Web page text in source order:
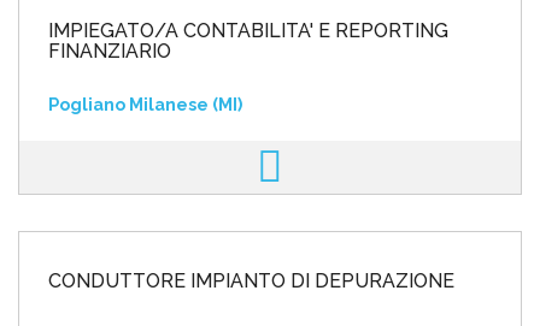
IMPIEGATO/A CONTABILITA' E REPORTING
FINANZIARIO
Pogliano Milanese (MI)
CONDUTTORE IMPIANTO DI DEPURAZIONE